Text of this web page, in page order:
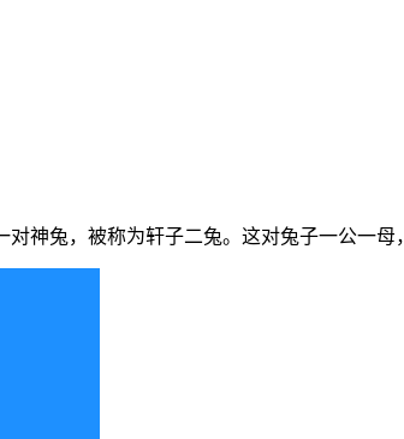
神兔，被称为轩子二兔。这对兔子一公一母